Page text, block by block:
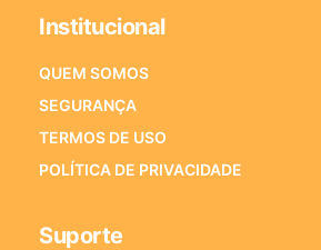
Institucional
QUEM SOMOS
SEGURANÇA
TERMOS DE USO
POLÍTICA DE PRIVACIDADE
Suporte